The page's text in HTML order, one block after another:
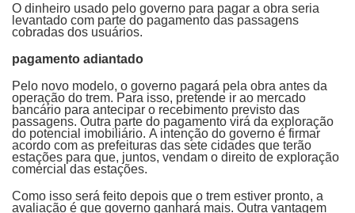
O dinheiro usado pelo governo para pagar a obra seria
levantado com parte do pagamento das passagens
cobradas dos usuários.
pagamento adiantado
Pelo novo modelo, o governo pagará pela obra antes da
operação do trem. Para isso, pretende ir ao mercado
bancário para antecipar o recebimento previsto das
passagens. Outra parte do pagamento virá da exploração
do potencial imobiliário. A intenção do governo é firmar
acordo com as prefeituras das sete cidades que terão
estações para que, juntos, vendam o direito de exploração
comercial das estações.
Como isso será feito depois que o trem estiver pronto, a
avaliação é que governo ganhará mais. Outra vantagem